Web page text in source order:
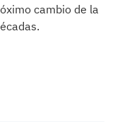
cambio de la